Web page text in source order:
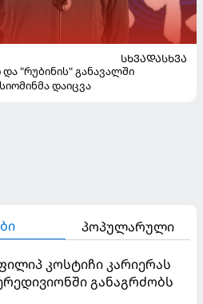
ᲡᲮᲕᲐᲓᲐᲡᲮᲕᲐ
"რუბინის" განავალში
დაიცვა
პოპულარული
კოსტიჩი კარიერას
განაგრძობს